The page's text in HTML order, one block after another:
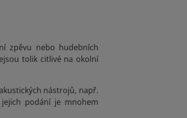
zpěvu nebo hudebních
tolik citlivé na okolní
nástrojů, např.
podání je mnohem